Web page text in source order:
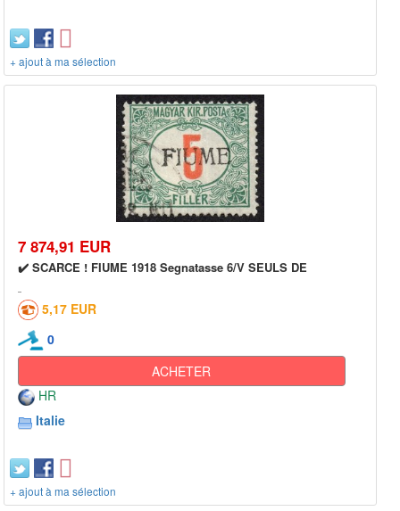
+ ajout à ma sélection
7 874,91 EUR
✔️ SCARCE ! FIUME 1918 Segnatasse 6/V SEULS DE
5,17 EUR
0
ACHETER
HR
Italie
+ ajout à ma sélection